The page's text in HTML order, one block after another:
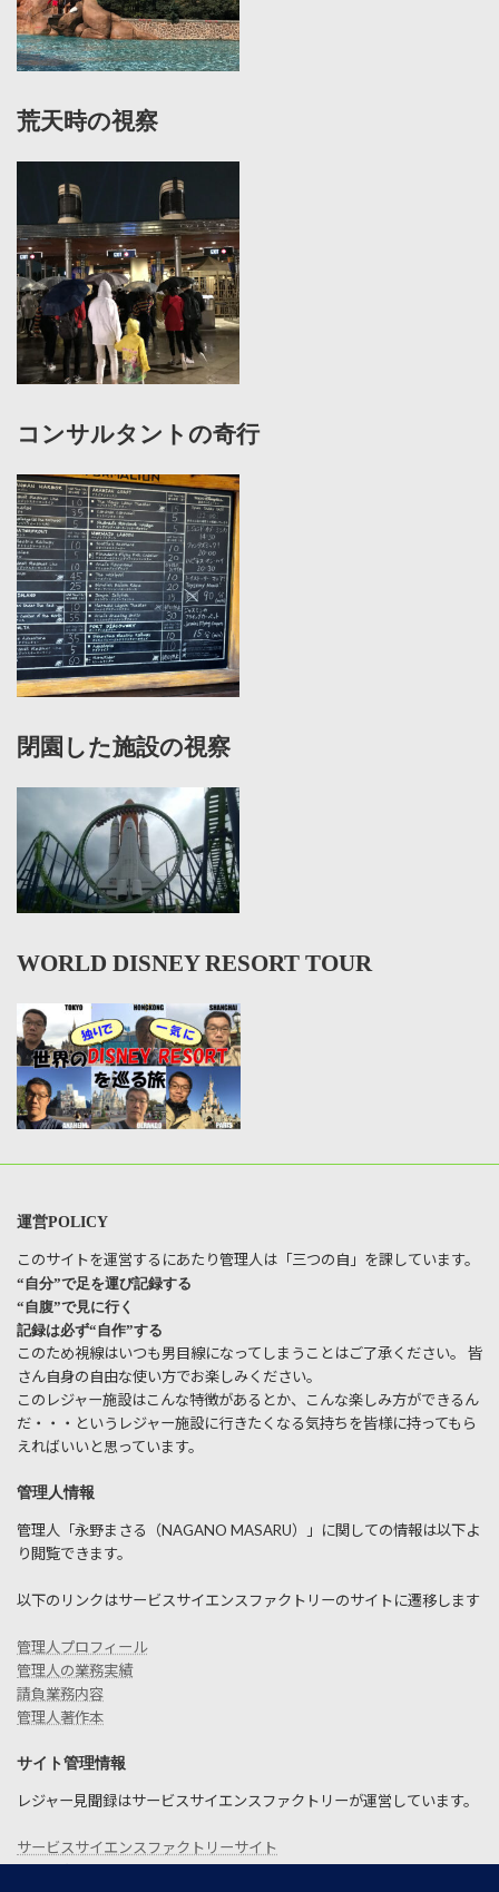
荒天時の視察
コンサルタントの奇行
閉園した施設の視察
WORLD DISNEY RESORT TOUR
運営POLICY
このサイトを運営するにあたり管理人は「三つの自」を課しています。
“自分”で足を運び記録する
“自腹”で見に行く
記録は必ず“自作”する
このため視線はいつも男目線になってしまうことはご了承ください。 皆
さん自身の自由な使い方でお楽しみください。
このレジャー施設はこんな特徴があるとか、こんな楽しみ方ができるん
だ・・・というレジャー施設に行きたくなる気持ちを皆様に持ってもら
えればいいと思っています。
管理人情報
管理人「永野まさる（NAGANO MASARU）」に関しての情報は以下よ
り閲覧できます。
以下のリンクはサービスサイエンスファクトリーのサイトに遷移します
管理人プロフィール
管理人の業務実績
請負業務内容
管理人著作本
サイト管理情報
レジャー見聞録はサービスサイエンスファクトリーが運営しています。
サービスサイエンスファクトリーサイト